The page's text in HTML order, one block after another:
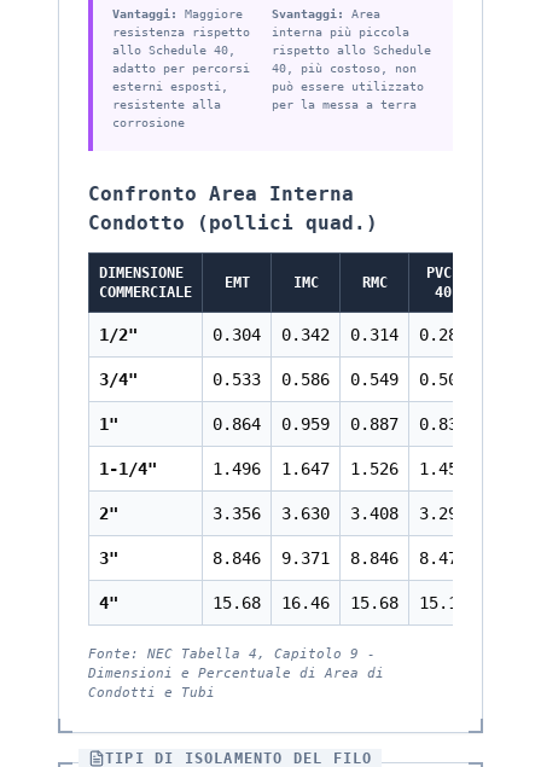
Vantaggi:
Maggiore
resistenza rispetto
allo Schedule 40,
adatto per percorsi
esterni esposti,
resistente alla
corrosione
Svantaggi:
Area
interna più piccola
rispetto allo Schedule
40, più costoso, non
può essere utilizzato
per la messa a terra
Confronto Area Interna
Condotto (pollici quad.)
DIMENSIONE
COMMERCIALE
EMT IMC RMC
PVC-
40
1/2" 0.304 0.342 0.314 0.285
3/4" 0.533 0.586 0.549 0.508
1" 0.864 0.959 0.887 0.832
1-1/4" 1.496 1.647 1.526 1.453
2" 3.356 3.630 3.408 3.291
3" 8.846 9.371 8.846 8.477
4" 15.68 16.46 15.68 15.13
Fonte: NEC Tabella 4, Capitolo 9 -
Dimensioni e Percentuale di Area di
Condotti e Tubi
TIPI DI ISOLAMENTO DEL FILO